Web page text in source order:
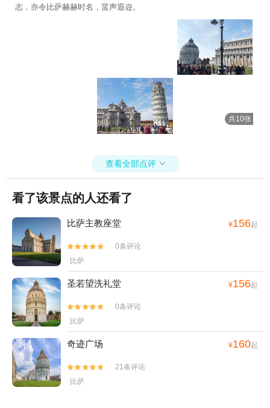
志，亦令比萨赫赫时名，蜚声遐迩。
共10张
查看全部点评 
看了该景点的人还看了
比萨主教座堂 ¥156起


0条评论
比萨
圣若望洗礼堂 ¥156起


0条评论
比萨
奇迹广场 ¥160起


21条评论
比萨